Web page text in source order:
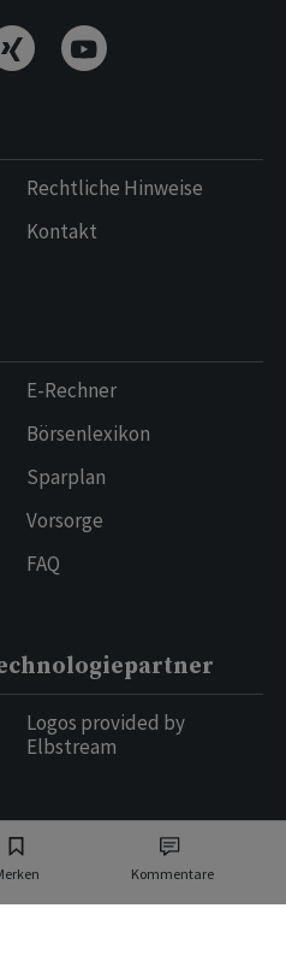
Kommentare
Rechtliche Hinweise
Kontakt
E-Rechner
Börsenlexikon
Sparplan
Vorsorge
FAQ
Logos provided by
Elbstream
Schweiz